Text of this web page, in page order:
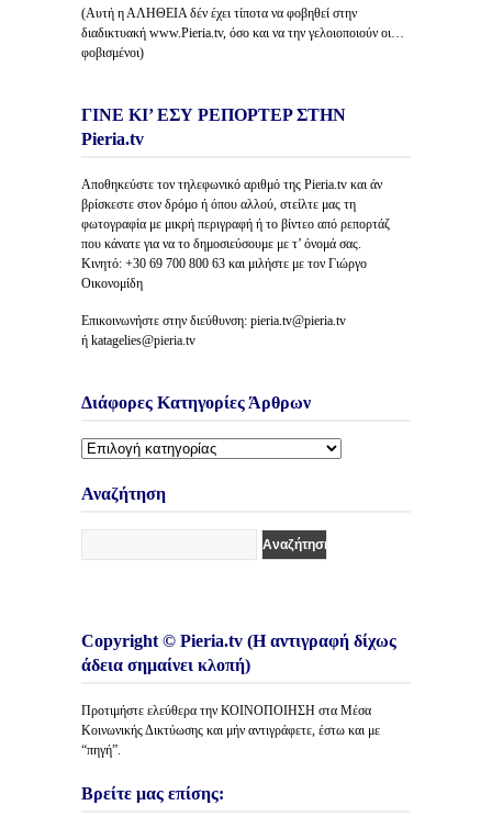
(Αυτή η ΑΛΗΘΕΙΑ δέν έχει τίποτα να φοβηθεί στην
διαδικτυακή www.Pieria.tv, όσο και να την γελοιοποιούν οι…
φοβισμένοι)
ΓΙΝΕ ΚΙ’ ΕΣΥ ΡΕΠΟΡΤΕΡ ΣΤΗΝ
Pieria.tv
Αποθηκεύστε τον τηλεφωνικό αριθμό της Pieria.tv και άν
βρίσκεστε στον δρόμο ή όπου αλλού, στείλτε μας τη
φωτογραφία με μικρή περιγραφή ή το βίντεο από ρεπορτάζ
που κάνατε για να το δημοσιεύσουμε με τ’ όνομά σας.
Κινητό: +30 69 700 800 63 και μιλήστε με τον Γιώργο
Οικονομίδη
Επικοινωνήστε στην διεύθυνση: pieria.tv@pieria.tv
ή katagelies@pieria.tv
Διάφορες Κατηγορίες Άρθρων
Διάφορες
Άρθρων
Αναζήτηση
Copyright © Pieria.tv (Η αντιγραφή δίχως
άδεια σημαίνει κλοπή)
Προτιμήστε ελεύθερα την ΚΟΙΝΟΠΟΙΗΣΗ στα Μέσα
Κοινωνικής Δικτύωσης και μήν αντιγράφετε, έστω και με
“πηγή”.
Βρείτε μας επίσης: